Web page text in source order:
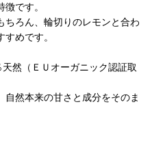
です。
ちろん、輪切りのレモンと合わ
めです。
然（ＥＵオーガニック認証取
然本来の甘さと成分をそのま